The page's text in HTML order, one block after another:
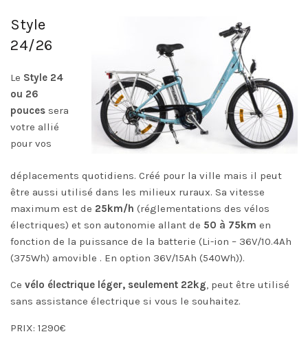
Style
24/26
Le Style 24
ou 26
pouces sera
votre allié
pour vos
déplacements quotidiens. Créé pour la ville mais il peut
être aussi utilisé dans les milieux ruraux. Sa vitesse
maximum est de 25km/h (réglementations des vélos
électriques) et son autonomie allant de 50 à 75km en
fonction de la puissance de la batterie (Li-ion – 36V/10.4Ah
(375Wh) amovible . En option 36V/15Ah (540Wh)).
Ce vélo électrique léger, seulement 22kg, peut être utilisé
sans assistance électrique si vous le souhaitez.
PRIX: 1290€